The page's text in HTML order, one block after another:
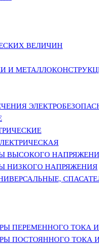
ВЕЛИЧИН
И
ВЫСОКОГО
НИЗКОГО НАПРЯЖЕНИЯ
ПЕРЕМЕННОГО ТОКА
ПОСТОЯННОГО ТОКА